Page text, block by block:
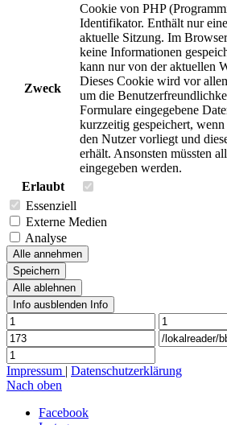
Zweck
Cookie von PHP
Identifikator. Enthält nur
aktuelle Sitzung. Im
keine Informationen
kann nur von der aktuellen
Dieses Cookie wird vor
um die
Formulare eingegebene
kurzzeitig gespeichert,
den Nutzer vorliegt und
erhält. Ansonsten müssten
eingegeben werden.
Erlaubt
Essenziell
Externe Medien
Analyse
Alle annehmen
Speichern
Alle ablehnen
Info ausblenden Info
Impressum | Datenschutzerklärung
Nach oben
Facebook